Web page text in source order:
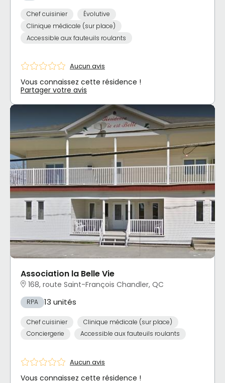
Chef cuisinier
Évolutive
Clinique médicale (sur place)
Accessible aux fauteuils roulants
Aucun avis
Vous connaissez cette résidence !
Partager votre avis
Association la Belle Vie
168, route Saint-François Chandler, QC
RPA 13 unités
Chef cuisinier
Clinique médicale (sur place)
Conciergerie
Accessible aux fauteuils roulants
Aucun avis
Vous connaissez cette résidence !